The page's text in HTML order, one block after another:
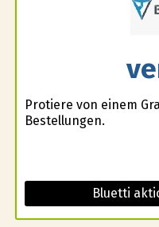
Profitiere von einem
Bestellungen.
Bluetti